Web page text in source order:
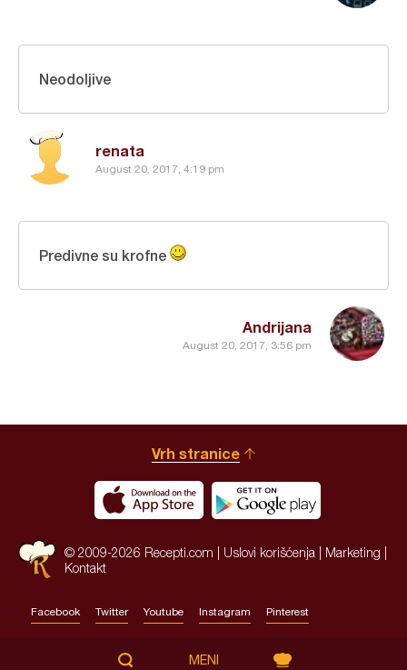
renata
August 20, 2017, 4:19 pm
Neodoljive
Andrijana
August 20, 2017, 3:56 pm
Predivne su krofne
Vrh stranice
© 2009-2026 Recepti.com | Uslovi korišćenja Marketing
Kontakt
Facebook Twitter Youtube Instagram Pinterest